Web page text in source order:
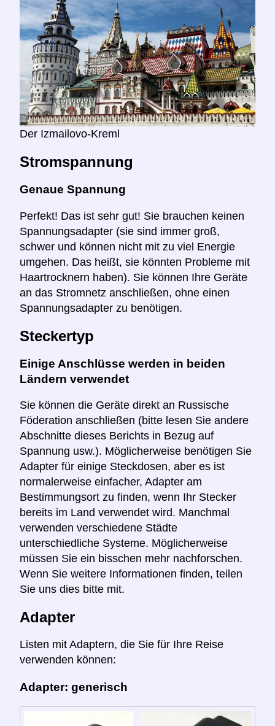
Der Izmailovo-Kreml
Stromspannung
Genaue Spannung
Perfekt! Das ist sehr gut! Sie brauchen keinen
Spannungsadapter (sie sind immer groß,
schwer und können nicht mit zu viel Energie
umgehen. Das heißt, sie könnten Probleme mit
Haartrocknern haben). Sie können Ihre Geräte
an das Stromnetz anschließen, ohne einen
Spannungsadapter zu benötigen.
Steckertyp
Einige Anschlüsse werden in beiden
Ländern verwendet
Sie können die Geräte direkt an Russische
Föderation anschließen (bitte lesen Sie andere
Abschnitte dieses Berichts in Bezug auf
Spannung usw.). Möglicherweise benötigen Sie
Adapter für einige Steckdosen, aber es ist
normalerweise einfacher, Adapter am
Bestimmungsort zu finden, wenn Ihr Stecker
bereits im Land verwendet wird. Manchmal
verwenden verschiedene Städte
unterschiedliche Systeme. Möglicherweise
müssen Sie ein bisschen mehr nachforschen.
Wenn Sie weitere Informationen finden, teilen
Sie uns dies bitte mit.
Adapter
Listen mit Adaptern, die Sie für Ihre Reise
verwenden können:
Adapter: generisch